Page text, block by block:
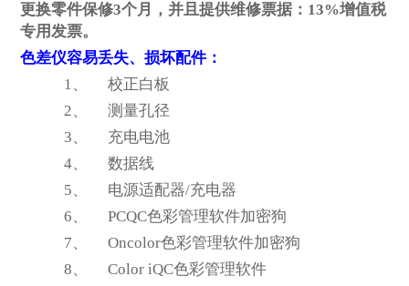
更换零件保修3个月，并且提供维修票据：13%增值税
专用发票。
色差仪容易丢失、损坏配件：
1、
校正白板
2、
测量孔径
3、
充电电池
4、
数据线
5、
电源适配器/充电器
6、
PCQC色彩管理软件加密狗
7、
Oncolor色彩管理软件加密狗
8、
Color iQC色彩管理软件